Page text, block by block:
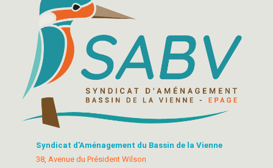
Syndicat d'Aménagement du Bassin de la Vienne
38, Avenue du Président Wilson